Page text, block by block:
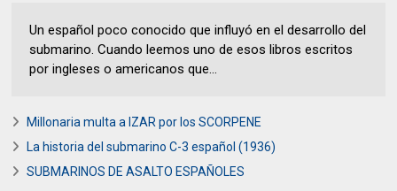
Un español poco conocido que influyó en el desarrollo del
submarino. Cuando leemos uno de esos libros escritos
por ingleses o americanos que...
Millonaria multa a IZAR por los SCORPENE
La historia del submarino C-3 español (1936)
SUBMARINOS DE ASALTO ESPAÑOLES